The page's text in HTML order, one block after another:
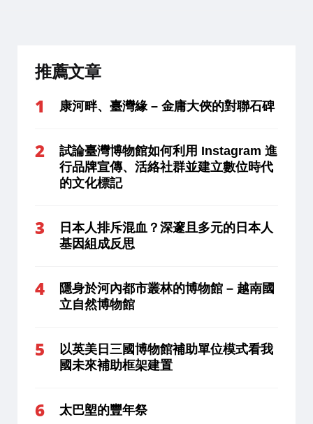
推薦文章
康河畔、臺灣緣 – 金庸大俠的對聯石碑
試論臺灣博物館如何利用 Instagram 進
行品牌宣傳、活絡社群並建立數位時代
的文化標記
日本人排斥混血？深邃且多元的日本人
基因組成反思
隱身於河內都市叢林的博物館 – 越南國
立自然博物館
以英美日三國博物館補助單位模式看我
國未來補助框架建置
太巴塱的豐年祭